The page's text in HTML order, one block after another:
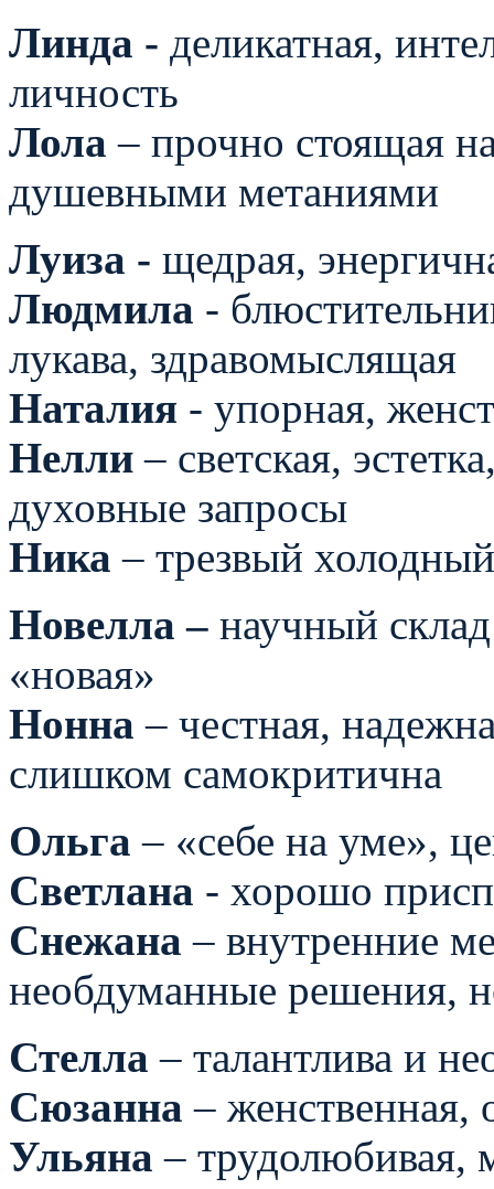
Линда - деликатная,
личность
Лола – прочно стоящая
душевными метаниями
Луиза - щедрая,
Людмила -
лукава, здравомыслящая
Наталия - упорная,
Нелли – светская,
духовные запросы
Ника – трезвый
Новелла – научный
«новая»
Нонна – честная,
слишком самокритична
Ольга – «себе на уме»,
Светлана - хорошо
Снежана – внутренние
необдуманные решения,
Стелла – талантлива и
Сюзанна – женственная,
Ульяна – трудолюбивая,